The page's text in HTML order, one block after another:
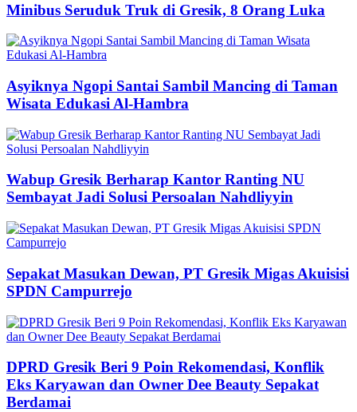
Minibus Seruduk Truk di Gresik, 8 Orang Luka
Asyiknya Ngopi Santai Sambil Mancing di Taman
Wisata Edukasi Al-Hambra
Wabup Gresik Berharap Kantor Ranting NU
Sembayat Jadi Solusi Persoalan Nahdliyyin
Sepakat Masukan Dewan, PT Gresik Migas Akuisisi
SPDN Campurrejo
DPRD Gresik Beri 9 Poin Rekomendasi, Konflik
Eks Karyawan dan Owner Dee Beauty Sepakat
Berdamai